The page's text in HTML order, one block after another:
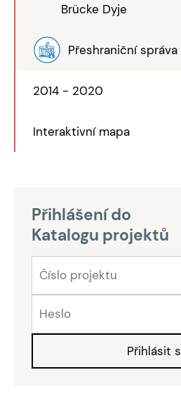
Brücke Dyje
Přeshraniční správa
2014 - 2020
Interaktivní mapa
Přihlášení do
Katalogu projektů